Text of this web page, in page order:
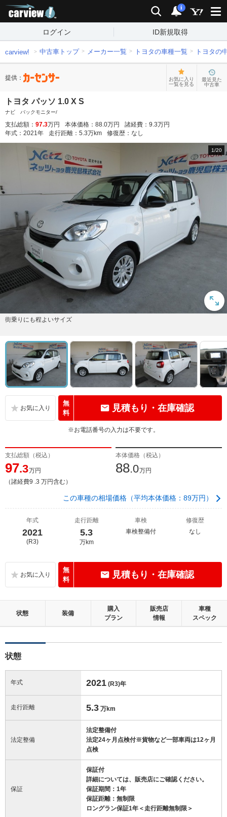
検索 通知
i
ログイン ID新規取得
carview! 中古車トップ メーカー一覧 トヨタの車種一覧 トヨタの
提供：
お気に入り
一覧を見る
最近見た
中古車
トヨタ パッソ 1.0 X S
ナビ バックモニター/
支払総額： 97.3万円 本体価格： 88.0万円 諸経費： 9.3万円
年式： 2021年 走行距離： 5.3万km 修復歴： なし
1/20
街乗りにも程よいサイズ
無
料
見積もり・在庫確認
※お電話番号の入力は不要です。
支払総額（税込）
97.3万円
（諸経費9 .3 万円含む）
本体価格（税込）
88.0万円
この車種の相場価格（平均本体価格：89万円）
年式
2021
(R3)
走行距離
5.3
万km
車検
車検整備付
修復歴
なし
無
料
見積もり・在庫確認
状態 装備
購入
プラン
販売店
情報
車種
スペック
状態
年式 2021 (R3)年
走行距離 5.3 万km
法定整備
法定整備付
法定24ヶ月点検付※貨物など一部車両は12ヶ月
点検
保証
保証付
詳細については、販売店にご確認ください。
保証期間：1年
保証距離：無制限
ロングラン保証1年＜走行距離無制限＞